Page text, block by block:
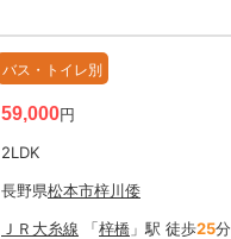
バス・トイレ別
59,000円
2LDK
長野県松本市梓川倭
ＪＲ大糸線 「梓橋 」駅 徒歩25分